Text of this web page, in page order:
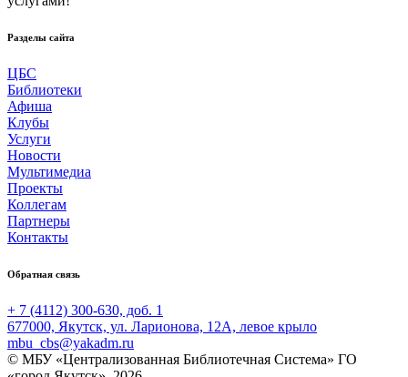
Разделы сайта
ЦБС
Библиотеки
Афиша
Клубы
Услуги
Новости
Мультимедиа
Проекты
Коллегам
Партнеры
Контакты
Обратная связь
+ 7 (4112) 300-630, доб. 1
677000, Якутск, ул. Ларионова, 12А, левое крыло
mbu_cbs@yakadm.ru
© МБУ «Централизованная Библиотечная Система» ГО